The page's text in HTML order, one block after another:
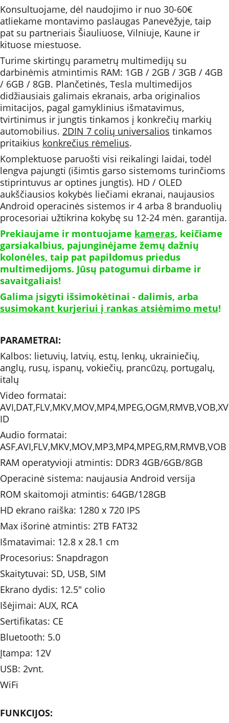
Konsultuojame, dėl naudojimo ir nuo 30-60€
atliekame montavimo paslaugas Panevėžyje, taip
pat su partneriais Šiauliuose, Vilniuje, Kaune ir
kituose miestuose.
Turime skirtingų parametrų multimedijų su
darbinėmis atmintimis RAM: 1GB / 2GB / 3GB / 4GB
/ 6GB / 8GB. Plančetinės, Tesla multimedijos
didžiausiais galimais ekranais, arba originalios
imitacijos, pagal gamyklinius išmatavimus,
tvirtinimus ir jungtis tinkamos į konkrečių markių
automobilius. 2DIN 7 colių universalios tinkamos
pritaikius konkrečius rėmelius.
Komplektuose paruošti visi reikalingi laidai, todėl
lengva pajungti (išimtis garso sistemoms turinčioms
stiprintuvus ar optines jungtis). HD / OLED
aukščiausios kokybės liečiami ekranai, naujausios
Android operacinės sistemos ir 4 arba 8 branduolių
procesoriai užtikrina kokybę su 12-24 mėn. garantija.
Prekiaujame ir montuojame kameras, keičiame
garsiakalbius, pajunginėjame žemų dažnių
kolonėles, taip pat papildomus priedus
multimedijoms. Jūsų patogumui dirbame ir
savaitgaliais!
Galima įsigyti išsimokėtinai - dalimis, arba
susimokant kurjeriui į rankas atsiėmimo metu!
PARAMETRAI:
Kalbos: lietuvių, latvių, estų, lenkų, ukrainiečių,
anglų, rusų, ispanų, vokiečių, prancūzų, portugalų,
italų
Video formatai:
AVI,DAT,FLV,MKV,MOV,MP4,MPEG,OGM,RMVB,VOB,XV
ID
Audio formatai:
ASF,AVI,FLV,MKV,MOV,MP3,MP4,MPEG,RM,RMVB,VOB
RAM operatyvioji atmintis: DDR3 4GB/6GB/8GB
Operacinė sistema: naujausia Android versija
ROM skaitomoji atmintis: 64GB/128GB
HD ekrano raiška: 1280 x 720 IPS
Max išorinė atmintis: 2TB FAT32
Išmatavimai: 12.8 x 28.1 cm
Procesorius: Snapdragon
Skaitytuvai: SD, USB, SIM
Ekrano dydis: 12.5" colio
Išėjimai: AUX, RCA
Sertifikatas: CE
Bluetooth: 5.0
Įtampa: 12V
USB: 2vnt.
WiFi
FUNKCIJOS: